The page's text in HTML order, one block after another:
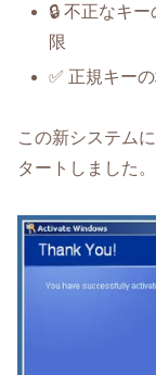
🔒 不正なキ
限
✅ 正規キー
この新システムに
タートしました。